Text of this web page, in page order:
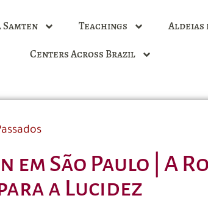
Samten Teachings
Aldeias
Centers Across Brazil
em São Paulo | A
a Lucidez